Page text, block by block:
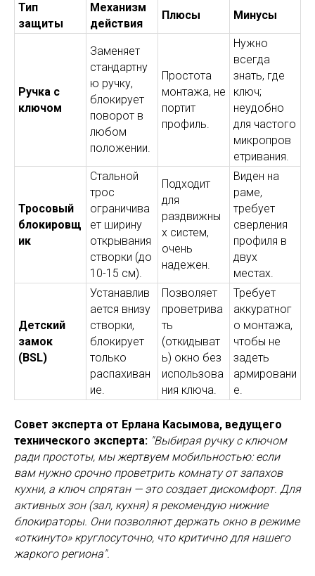
Тип
защиты
Механизм
действия
Плюсы Минусы
Ручка с
ключом
Заменяет
стандартну
ю ручку,
блокирует
поворот в
любом
положении.
Простота
монтажа, не
портит
профиль.
Нужно
всегда
знать, где
ключ;
неудобно
для частого
микропров
етривания.
Тросовый
блокировщ
ик
Стальной
трос
ограничива
ет ширину
открывания
створки (до
10-15 см).
Подходит
для
раздвижны
х систем,
очень
надежен.
Виден на
раме,
требует
сверления
профиля в
двух
местах.
Детский
замок
(BSL)
Устанавлив
ается внизу
створки,
блокирует
только
распахиван
ие.
Позволяет
проветрива
ть
(откидыват
ь) окно без
использова
ния ключа.
Требует
аккуратног
о монтажа,
чтобы не
задеть
армировани
е.
Совет эксперта от Ерлана Касымова, ведущего
технического эксперта: "Выбирая ручку с ключом
ради простоты, мы жертвуем мобильностью: если
вам нужно срочно проветрить комнату от запахов
кухни, а ключ спрятан — это создает дискомфорт. Для
активных зон (зал, кухня) я рекомендую нижние
блокираторы. Они позволяют держать окно в режиме
«откинуто» круглосуточно, что критично для нашего
жаркого региона".